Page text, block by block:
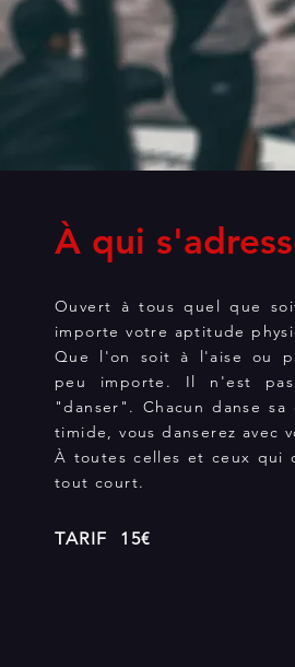
À qui
Ouvert à tous quel que
importe votre aptitude
Que l'on soit à l'aise ou
peu importe. Il n'est
"danser". Chacun danse sa
timide, vous danserez avec
À toutes celles et ceux qui
tout court.
TARIF 15€